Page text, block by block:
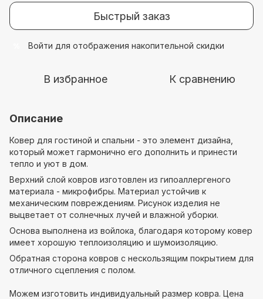
Быстрый заказ
Войти для отображения накопительной скидки
В избранное К сравнению
Описание
Ковер для гостиной и спальни - это элемент дизайна,
который может гармонично его дополнить и принести
тепло и уют в дом.
Верхний слой ковров изготовлен из гипоаллергеного
материала - микрофибры. Материал устойчив к
механическим повреждениям. Рисунок изделия не
выцветает от солнечных лучей и влажной уборки.
Основа выполнена из войлока, благодаря которому ковер
имеет хорошую теплоизоляцию и шумоизоляцию.
Обратная сторона ковров с нескользящим покрытием для
отличного сцепления с полом.
Можем изготовить индивидуальный размер ковра. Цена